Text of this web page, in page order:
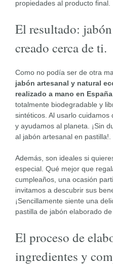
propiedades al producto final.
El resultado:
creado cerca de ti.
Como no podía ser de otra
jabón artesanal y natural
realizado a mano en España
totalmente biodegradable y
sintéticos. Al usarlo
y ayudamos al planeta. ¡Sin
al jabón artesanal en pastilla!.
Además, son ideales si
especial. Qué mejor que
cumpleaños, una ocasión
invitamos a descubrir sus
¡Sencillamente siente una
pastilla de jabón elaborado
El proceso de
ingredientes y